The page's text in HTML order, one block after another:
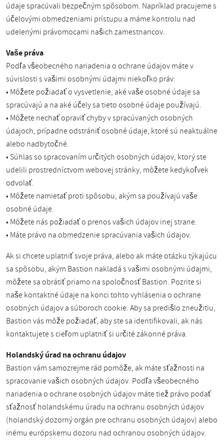
údaje spracúvali bezpečným spôsobom. Napríklad pracujeme s
účelovými obmedzeniami prístupu a máme kontrolu nad
udelenými právomocami našich zamestnancov.
Vaše práva
Podľa všeobecného nariadenia o ochrane údajov máte v
súvislosti s vašimi osobnými údajmi niekoľko práv:
• Môžete požiadať o vysvetlenie, aké vaše osobné údaje sa
spracúvajú a na aké účely sa tieto osobné údaje používajú.
• Môžete nechať opraviť chyby v spracúvaných osobných
údajoch, prípadne odstrániť osobné údaje, ktoré sú neaktuálne
alebo nadbytočné.
• Súhlas so spracovaním určitých osobných údajov, ktorý ste
udelili prostredníctvom webovej stránky, môžete kedykoľvek
odvolať.
• Môžete namietať proti spôsobu, akým sa používajú vaše
osobné údaje.
• Môžete nás požiadať o prenos vašich údajov inej strane.
• Máte právo na obmedzenie spracúvania vašich údajov.
Ak si chcete uplatniť svoje práva, alebo ak máte otázku týkajúcu
sa spôsobu, akým Bastion nakladá s vašimi osobnými údajmi,
môžete sa obrátiť priamo na spoločnosť Bastion. Pozrite si
naše kontaktné údaje na konci tohto vyhlásenia o ochrane
osobných údajov a súboroch cookie. Aby sa predišlo zneužitiu,
Bastion vás môže požiadať, aby ste sa identifikovali, ak nás
kontaktujete s cieľom uplatniť si určité zákonné práva.
Holandský úrad na ochranu údajov
Bastion vám samozrejme rád pomôže, ak máte sťažnosti na
spracovanie vašich osobných údajov. Podľa všeobecného
nariadenia o ochrane osobných údajov máte tiež právo podať
sťažnosť holandskému úradu na ochranu osobných údajov
(holandský dozorný orgán pre ochranu osobných údajov) alebo
inému európskemu dozoru nad ochranou osobných údajov.